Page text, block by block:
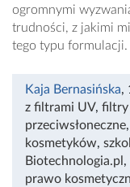
ogromnymi
trudności, z jakimi
tego typu formulacji.
Kaja Bernasińska,
z filtrami UV, filtry
przeciwsłoneczne,
kosmetyków,
Biotechnologia.pl ,
prawo